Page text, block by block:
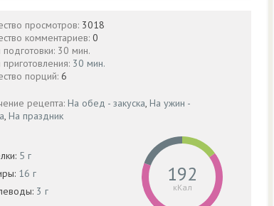
просмотров: 3018
комментариев: 0
30 мин.
30 мин.
порций: 6
рецепта: На обед - закуска, На ужин -
, На праздник
5 г
16 г
3 г
192
кКал